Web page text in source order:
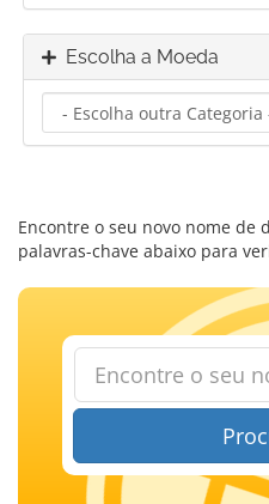
Escolha a Moeda
Encontre o seu novo nome de
palavras-chave abaixo para